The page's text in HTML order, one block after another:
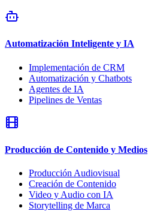
Automatización Inteligente y IA
Implementación de CRM
Automatización y Chatbots
Agentes de IA
Pipelines de Ventas
Producción de Contenido y Medios
Producción Audiovisual
Creación de Contenido
Video y Audio con IA
Storytelling de Marca